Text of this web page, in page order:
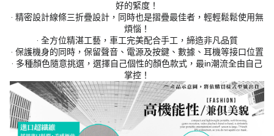
好的緊度！
‧ 精密設計線條三折疊設計，同時也是摺疊最佳者，輕輕鬆鬆使用無
煩惱！
‧ 全方位精湛工藝，車工完美配合手工，締造非凡品質
‧ 保護機身的同時，保留聲音、電源及按鍵、數據、耳機等接口位置
‧ 多種顏色隨意挑選，選擇自己個性的顏色款式，最in潮流全由自己
掌控！